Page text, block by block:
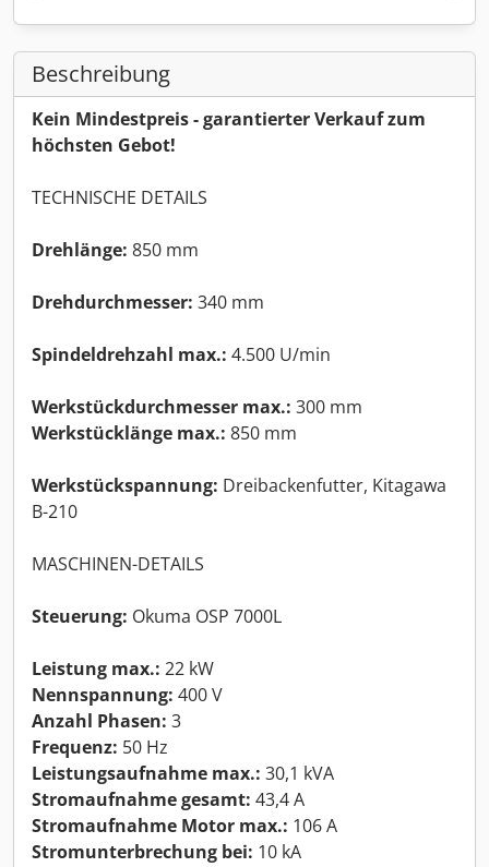
Beschreibung
Kein Mindestpreis - garantierter Verkauf zum
höchsten Gebot!
TECHNISCHE DETAILS
Drehlänge: 850 mm
Drehdurchmesser: 340 mm
Spindeldrehzahl max.: 4.500 U/min
Werkstückdurchmesser max.: 300 mm
Werkstücklänge max.: 850 mm
Werkstückspannung: Dreibackenfutter, Kitagawa
B-210
MASCHINEN-DETAILS
Steuerung: Okuma OSP 7000L
Leistung max.: 22 kW
Nennspannung: 400 V
Anzahl Phasen: 3
Frequenz: 50 Hz
Leistungsaufnahme max.: 30,1 kVA
Stromaufnahme gesamt: 43,4 A
Stromaufnahme Motor max.: 106 A
Stromunterbrechung bei: 10 kA